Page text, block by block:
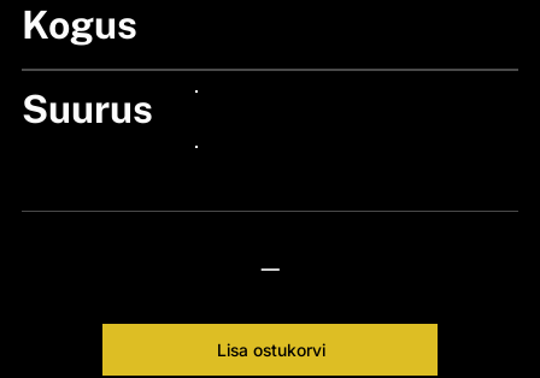
Kogus
Suurus
—
Lisa ostukorvi